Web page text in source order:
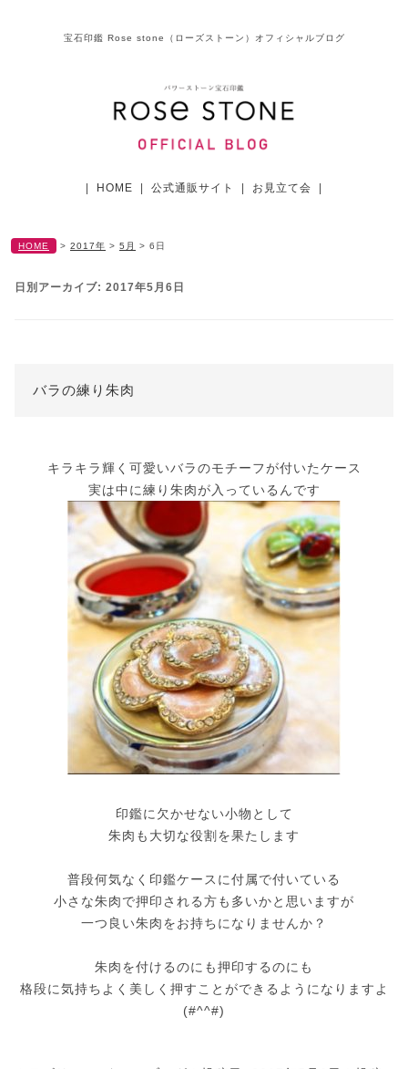
宝石印鑑 Rose stone（ローズストーン）オフィシャルブログ
HOME 公式通販サイト お見立て会
HOME > 2017年 > 5月 > 6日
日別アーカイブ: 2017年5月6日
バラの練り朱肉
キラキラ輝く可愛いバラのモチーフが付いたケース
実は中に練り朱肉が入っているんです
印鑑に欠かせない小物として
朱肉も大切な役割を果たします
普段何気なく印鑑ケースに付属で付いている
小さな朱肉で押印される方も多いかと思いますが
一つ良い朱肉をお持ちになりませんか？
朱肉を付けるのにも押印するのにも
格段に気持ちよく美しく押すことができるようになりますよ
(#^^#)